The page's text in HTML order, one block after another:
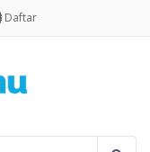
Daftar